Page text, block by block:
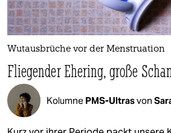
Wutausbrüche vor der Menstruation
Fliegender Ehering, große
Kolumne PMS-Ultrasvon